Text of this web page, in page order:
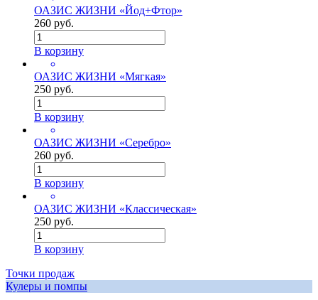
ОАЗИС ЖИЗНИ «Йод+Фтор»
260 руб.
В корзину
ОАЗИС ЖИЗНИ «Мягкая»
250 руб.
В корзину
ОАЗИС ЖИЗНИ «Серебро»
260 руб.
В корзину
ОАЗИС ЖИЗНИ «Классическая»
250 руб.
В корзину
Точки продаж
Кулеры и помпы